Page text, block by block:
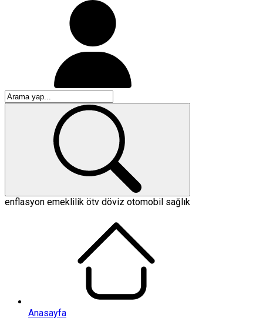
enflasyon emeklilik ötv döviz otomobil sağlık
Anasayfa